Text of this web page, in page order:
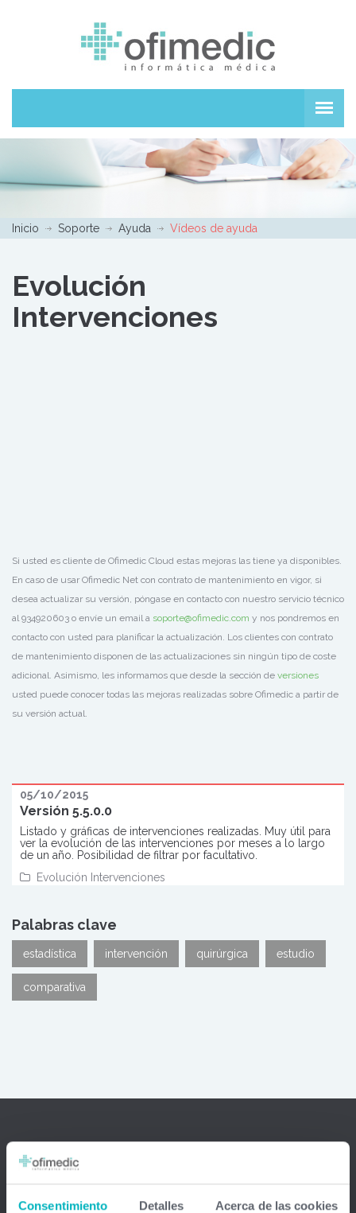
Consentimiento Detalles Acerca de las cookies
Inicio Soporte Ayuda Vídeos de ayuda
Evolución
Intervenciones
Si usted es cliente de Ofimedic Cloud estas mejoras las tiene ya disponibles.
En caso de usar Ofimedic Net con contrato de mantenimiento en vigor, si
desea actualizar su versión, póngase en contacto con nuestro servicio técnico
al 934920603 o envíe un email a soporte@ofimedic.com y nos pondremos en
contacto con usted para planificar la actualización. Los clientes con contrato
de mantenimiento disponen de las actualizaciones sin ningún tipo de coste
adicional. Asimismo, les informamos que desde la sección de versiones
usted puede conocer todas las mejoras realizadas sobre Ofimedic a partir de
su versión actual.
05/10/2015
Versión 5.5.0.0
Listado y gráficas de intervenciones realizadas. Muy útil para
ver la evolución de las intervenciones por meses a lo largo
de un año. Posibilidad de filtrar por facultativo.
Evolución Intervenciones
Palabras clave
estadística intervención quirúrgica estudio
comparativa
Ofimedic Software Médico